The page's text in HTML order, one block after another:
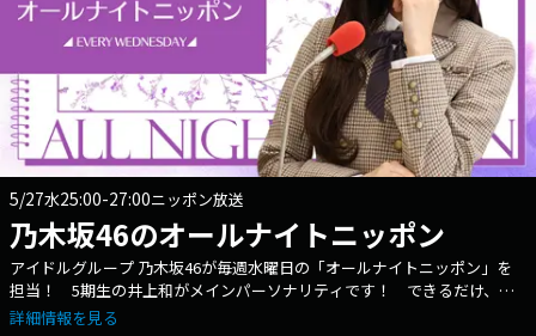
5/27水25:00-27:00ニッポン放送
乃木坂46のオールナイトニッポン
アイドルグループ 乃木坂46が毎週水曜日の「オールナイトニッポン」を
担当！ 5期生の井上和がメインパーソナリティです！ できるだけ、生
放送でお送りしています！ 横浜やアニメの話が多めですが、どうぞお付
詳細情報を見る